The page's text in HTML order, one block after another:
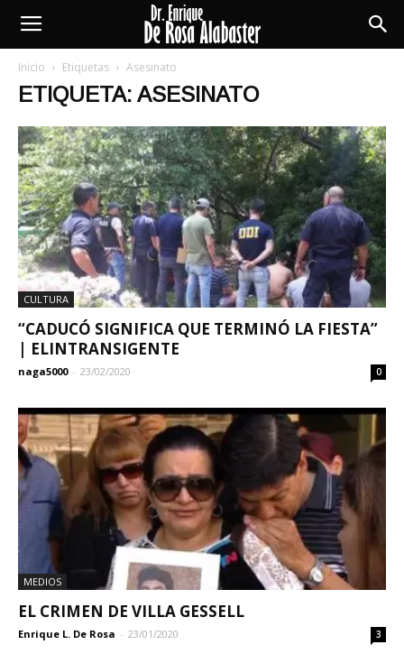
Enrique
Rosa
Alabaster
Inicio Etiquetas Asesinato
ETIQUETA: ASESINATO
CULTURA
“CADUCÓ SIGNIFICA QUE TERMINÓ LA FIESTA”
| ELINTRANSIGENTE
naga5000 - 23/02/2020 0
MEDIOS
EL CRIMEN DE VILLA GESSELL
Enrique L. De Rosa - 23/01/2020 3